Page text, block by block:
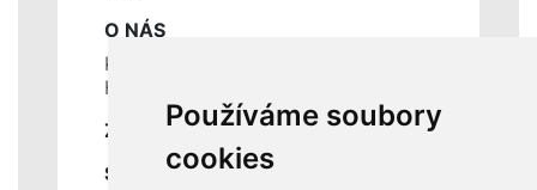
Používáme soubory
cookies
O NÁS
Kontakty
Historie a současnost
ZÁKLADNÍ ÚDAJE
SLUŽBY